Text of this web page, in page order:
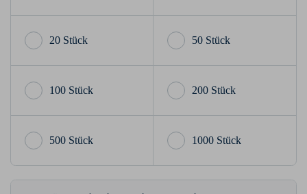
20 Stück 50 Stück
100 Stück 200 Stück
500 Stück 1000 Stück